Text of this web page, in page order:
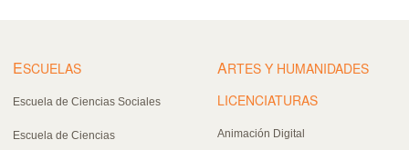
ESCUELAS
Escuela de Ciencias Sociales
Escuela de Ciencias
ARTES Y HUMANIDADES
LICENCIATURAS
Animación Digital